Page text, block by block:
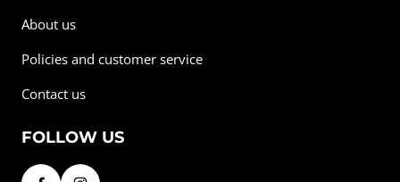
About us
Policies and customer service
Contact us
FOLLOW US